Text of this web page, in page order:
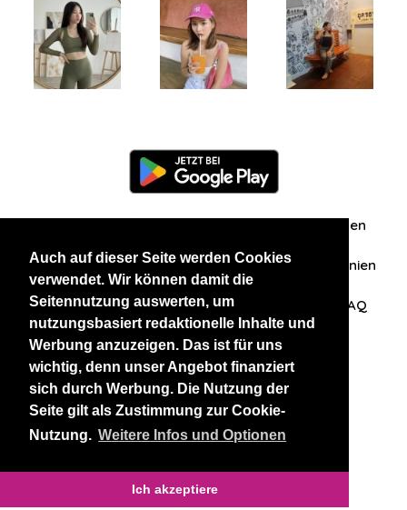
Auch auf dieser Seite werden Cookies
verwendet. Wir können damit die
Seitennutzung auswerten, um
nutzungsbasiert redaktionelle Inhalte und
Werbung anzuzeigen. Das ist für uns
wichtig, denn unser Angebot finanziert
sich durch Werbung. Die Nutzung der
Seite gilt als Zustimmung zur Cookie-
Nutzung. Weitere Infos und Optionen
Ich akzeptiere
Zuschriften/Erfahrungen
Datenschutzerklärung AGB Datenschutzrichtlinien
Nehmen Sie Kontakt mit uns auf FAQ
Unsere anderen Websites
BlackAndBeauties RussianKisses